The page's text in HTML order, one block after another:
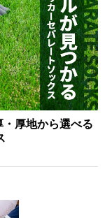
・厚地から選べる